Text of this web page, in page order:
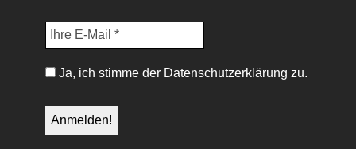
Ja, ich stimme der Datenschutzerklärung zu.